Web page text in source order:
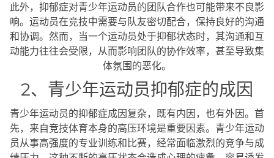
此外，抑郁症对青少年运动员的团队合作也可能带来不良影
响。运动员在竞技中需要与队友密切配合，保持良好的沟通
和协调。然而，当一个运动员处于抑郁状态时，其沟通和互
动能力往往会受限，从而影响团队的协作效率，甚至导致集
体氛围的恶化。
2、青少年运动员抑郁症的成因
青少年运动员的抑郁症成因复杂，既有内因，也有外因。首
先，来自竞技体育本身的高压环境是重要因素。青少年运动
员从事高强度的专业训练和比赛，经常面临激烈的竞争与成